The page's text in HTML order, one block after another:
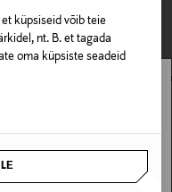
küpsiseid võib teie
nt. B. et tagada
oma küpsiste seadeid